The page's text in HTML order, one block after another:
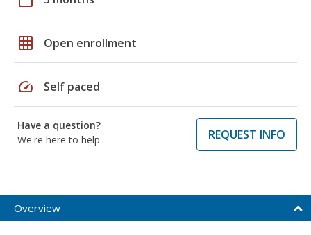
grid_on Open enrollment
speed Self paced
Have a question?
We're here to help
REQUEST INFO
Overview